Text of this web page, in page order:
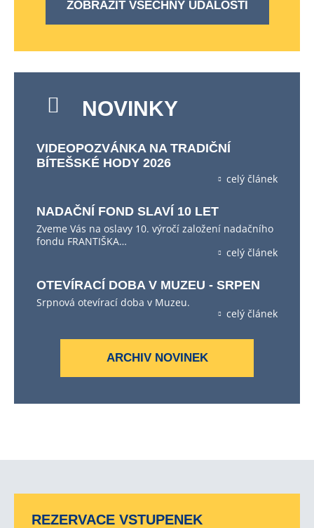
ZOBRAZIT VŠECHNY UDÁLOSTI
NOVINKY
VIDEOPOZVÁNKA NA TRADIČNÍ
BÍTEŠSKÉ HODY 2026
celý článek
NADAČNÍ FOND SLAVÍ 10 LET
Zveme Vás na oslavy 10. výročí založení nadačního
fondu FRANTIŠKA…
celý článek
OTEVÍRACÍ DOBA V MUZEU - SRPEN
Srpnová otevírací doba v Muzeu.
celý článek
ARCHIV NOVINEK
REZERVACE VSTUPENEK